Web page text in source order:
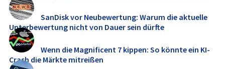
SanDisk vor Neubewertung: Warum die aktuelle
Unterbewertung nicht von Dauer sein dürfte
Wenn die Magnificent 7 kippen: So könnte ein KI-
Crash die Märkte mitreißen